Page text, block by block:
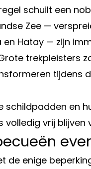
schuilt een
Zee —
en Hatay — zijn
trekpleisters
schildpadden en
vrij blijven
de enige